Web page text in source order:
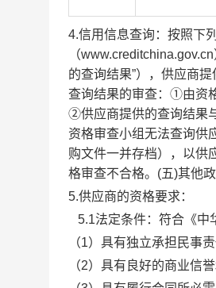
4.信用信息查询：按照下
（
的查询结果”），供应商
查询结果的审查：①由资
②供应商提供的查询结果
资格审查小组无法查询供
购文件一并存档），以供
格审查不合格。(五)其他政
5.供应商的资格要求：
5.1法定条件：符合《中
（1）具有独立承担民事责
（2）具有良好的商业信